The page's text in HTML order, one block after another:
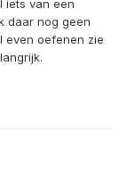
iets van een
daar nog geen
even oefenen zie